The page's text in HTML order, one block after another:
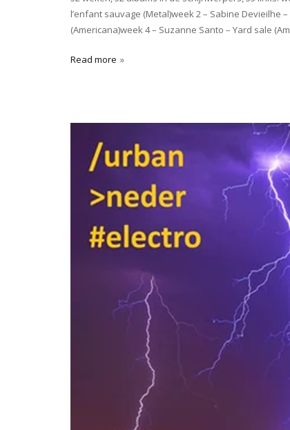
l’enfant sauvage (Metal)week 2 – Sabine Devieilhe
(Americana)week 4 – Suzanne Santo – Yard sale
Read more